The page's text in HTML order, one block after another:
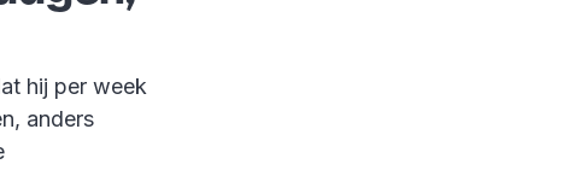
hij per week
anders